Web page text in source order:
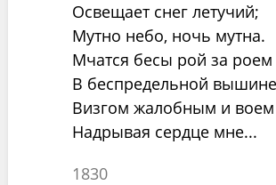
Освещает снег летучий;
Мутно небо, ночь мутна.
Мчатся бесы рой за роем
В беспредельной
Визгом жалобным и воем
Надрывая сердце мне...
1830